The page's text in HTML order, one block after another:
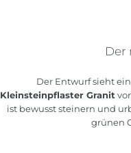
Der
Der Entwurf sieht
Kleinsteinpflaster Granit
ist bewusst steinern und
grünen